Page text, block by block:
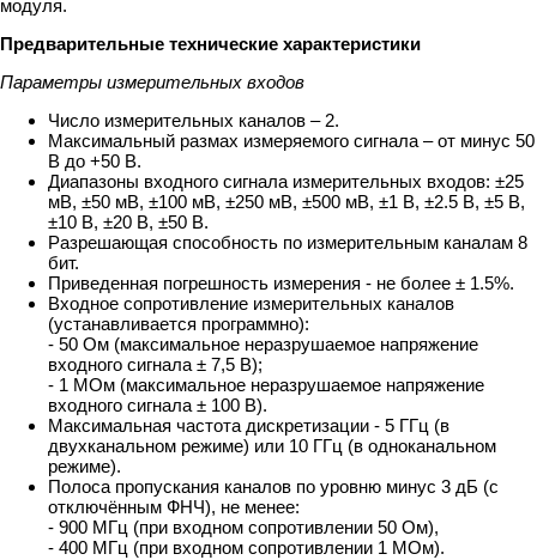
модуля.
Предварительные технические характеристики
Параметры измерительных входов
Число измерительных каналов – 2.
Максимальный размах измеряемого сигнала – от минус 50
В до +50 В.
Диапазоны входного сигнала измерительных входов: ±25
мВ, ±50 мВ, ±100 мВ, ±250 мВ, ±500 мВ, ±1 В, ±2.5 В, ±5 В,
±10 В, ±20 В, ±50 В.
Разрешающая способность по измерительным каналам 8
бит.
Приведенная погрешность измерения - не более ± 1.5%.
Входное сопротивление измерительных каналов
(устанавливается программно):
- 50 Ом (максимальное неразрушаемое напряжение
входного сигнала ± 7,5 В);
- 1 МОм (максимальное неразрушаемое напряжение
входного сигнала ± 100 В).
Максимальная частота дискретизации - 5 ГГц (в
двухканальном режиме) или 10 ГГц (в одноканальном
режиме).
Полоса пропускания каналов по уровню минус 3 дБ (с
отключённым ФНЧ), не менее:
- 900 МГц (при входном сопротивлении 50 Ом),
- 400 МГц (при входном сопротивлении 1 МОм).